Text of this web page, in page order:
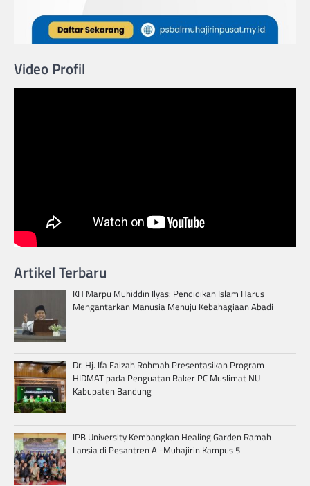
Video Profil
Artikel Terbaru
KH Marpu Muhiddin Ilyas: Pendidikan Islam Harus
Mengantarkan Manusia Menuju Kebahagiaan Abadi
Dr. Hj. Ifa Faizah Rohmah Presentasikan Program
HIDMAT pada Penguatan Raker PC Muslimat NU
Kabupaten Bandung
IPB University Kembangkan Healing Garden Ramah
Lansia di Pesantren Al-Muhajirin Kampus 5